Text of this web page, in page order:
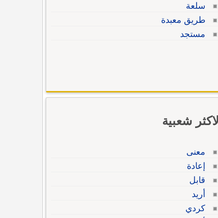
سلعة
طريق معبدة
مستجد
شعبية
معنى
إعادة
قابل
أريد
كردي